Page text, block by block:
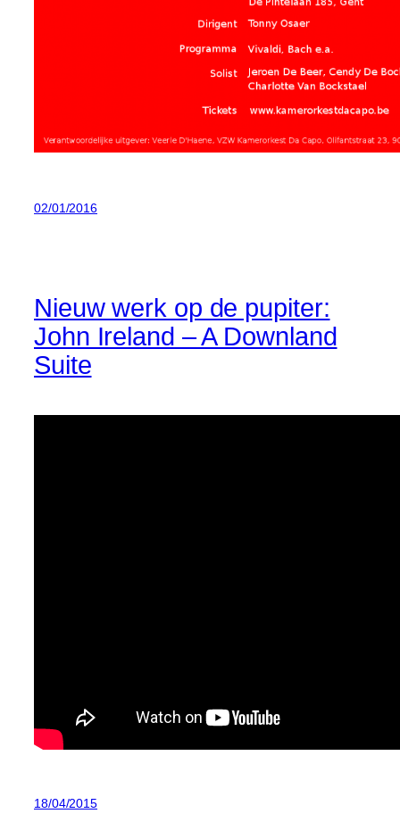
02/01/2016
Nieuw werk op de pupiter:
John Ireland – A Downland
Suite
18/04/2015